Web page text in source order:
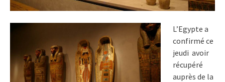
L’Egypte a
confirmé ce
jeudi avoir
récupéré
auprès de la